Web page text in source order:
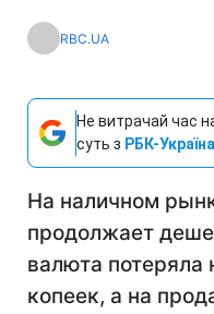
RBC.UA
Не витрачай час
суть з РБК-
На наличном
продолжает
валюта потеряла
копеек, а на